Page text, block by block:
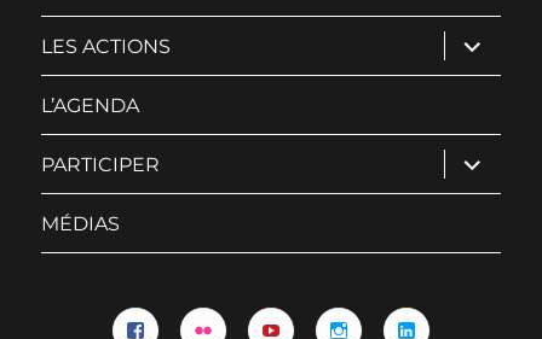
LES ACTIONS ouvrir
le
sous-
L’AGENDA
PARTICIPER ouvrir
le
sous-
MÉDIAS